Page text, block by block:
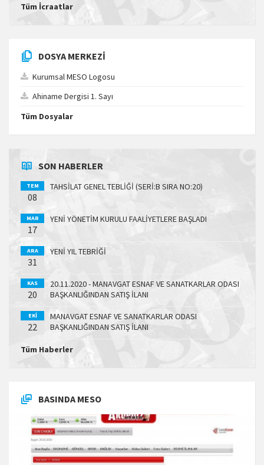
Tüm İcraatlar
DOSYA MERKEZI
Kurumsal MESO Logosu
Ahiname Dergisi 1. Sayı
Tüm Dosyalar
SON HABERLER
TEM
08
TAHSİLAT GENEL TEBLİĞİ (SERİ:B SIRA NO:20)
MAR
17
YENİ YÖNETİM KURULU FAALİYETLERE BAŞLADI
ARA
31
YENİ YIL TEBRİĞİ
KAS
20
20.11.2020 - MANAVGAT ESNAF VE SANATKARLAR ODASI
BAŞKANLIĞINDAN SATIŞ İLANI
EKI
22
MANAVGAT ESNAF VE SANATKARLAR ODASI
BAŞKANLIĞINDAN SATIŞ İLANI
Tüm Haberler
BASINDA MESO